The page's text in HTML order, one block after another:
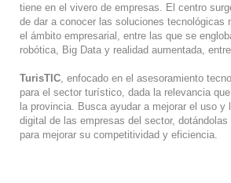
tiene en el vivero de empresas. El centro
de dar a conocer las soluciones tecnológicas
el ámbito empresarial, entre las que se
robótica, Big Data y realidad aumentada, entre
TurisTIC , enfocado en el asesoramiento
para el sector turístico, dada la relevancia
la provincia. Busca ayudar a mejorar el uso y
digital de las empresas del sector, dotándolas
para mejorar su competitividad y eficiencia.